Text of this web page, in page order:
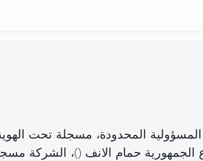
المحدودة، مسجلة تحت
)، الشركة